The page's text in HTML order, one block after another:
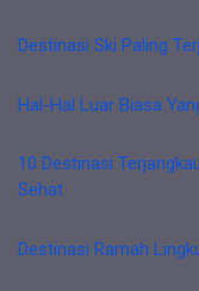
Destinasi Ski Paling
Hal-Hal Luar Biasa
10 Destinasi
Sehat
Destinasi Ramah